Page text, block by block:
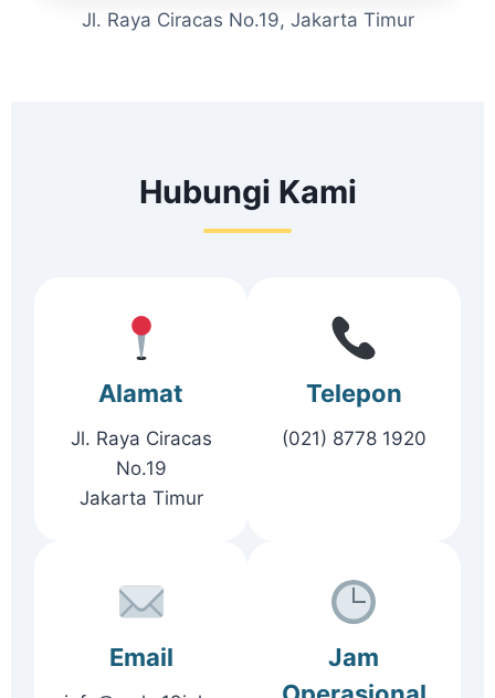
Jl. Raya Ciracas No.19, Jakarta Timur
Hubungi Kami
Alamat
Jl. Raya Ciracas
No.19
Jakarta Timur
Telepon
(021) 8778 1920
Email
Jam